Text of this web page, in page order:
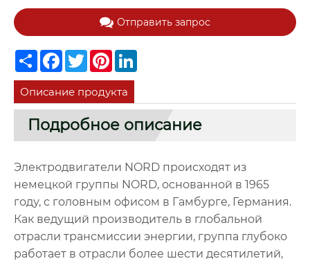
Отправить запрос
ShareFacebook
TwitterPinterest
Описание продукта
Подробное описание
Электродвигатели NORD происходят из
немецкой группы NORD, основанной в 1965
году, с головным офисом в Гамбурге, Германия.
Как ведущий производитель в глобальной
отрасли трансмиссии энергии, группа глубоко
работает в отрасли более шести десятилетий,